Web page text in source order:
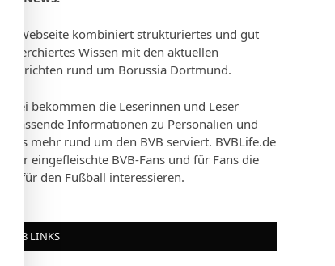
Die Webseite kombiniert strukturiertes und gut
recherchiertes Wissen mit den aktuellen
rund um Borussia Dortmund.
Dabei bekommen die Leserinnen und Leser
umfassende Informationen zu Personalien und
vieles mehr rund um den BVB serviert. BVBLife.de
ist für eingefleischte BVB-Fans und für Fans die
sich für den Fußball interessieren.
BVB LINKS
Framework (TCF), für die eine Einwilligung erteilt